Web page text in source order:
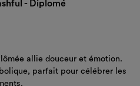
- Diplomé
allie douceur et émotion.
parfait pour célébrer les